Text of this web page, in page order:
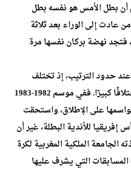
أن بطل الأمس هو نفسه بطل
عادت إلى الوراء بعد ثلاثة
فتجد نهضة بركان نفسها مرة
حدود الترتيب، إذ تختلف
الظروف والسياقات بين المرحلتين اختلافًا كبيرًا. ففي موسم 1982-1983
على الإطلاق، واستحقت
للأندية البطلة، غير أن
الجامعة الملكية المغربية لكرة
التي يشرف عليها